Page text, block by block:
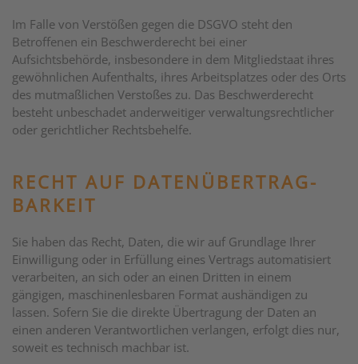
Im Falle von Verstößen gegen die DSGVO steht den
Betroffenen ein Beschwerderecht bei einer
Aufsichtsbehörde, insbesondere in dem Mitgliedstaat ihres
gewöhnlichen Aufenthalts, ihres Arbeitsplatzes oder des Orts
des mutmaßlichen Verstoßes zu. Das Beschwerderecht
besteht unbeschadet anderweitiger verwaltungsrechtlicher
oder gerichtlicher Rechtsbehelfe.
RECHT AUF DATEN­ÜBERTRAG­
BARKEIT
Sie haben das Recht, Daten, die wir auf Grundlage Ihrer
Einwilligung oder in Erfüllung eines Vertrags automatisiert
verarbeiten, an sich oder an einen Dritten in einem
gängigen, maschinenlesbaren Format aushändigen zu
lassen. Sofern Sie die direkte Übertragung der Daten an
einen anderen Verantwortlichen verlangen, erfolgt dies nur,
soweit es technisch machbar ist.